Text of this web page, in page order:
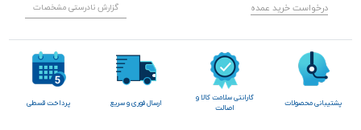
درخواست خرید عمده گزارش نادرستی مشخصات
پشتیبانی محصولات
گارانتی سلامت کالا و
اصالت
ارسال فوری و سریع پرداخت قسطی